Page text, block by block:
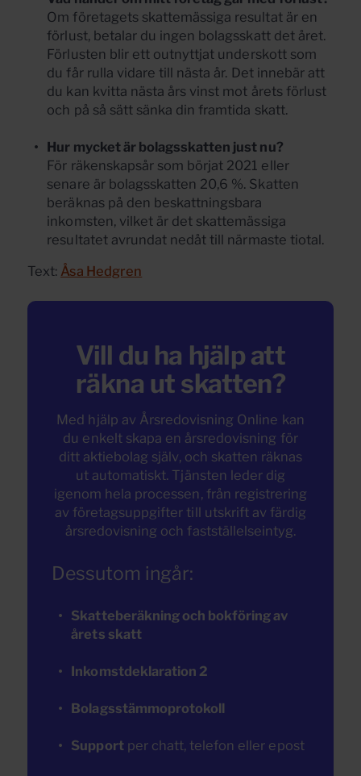
Om företagets skattemässiga resultat är en
förlust, betalar du ingen bolagsskatt det året.
Förlusten blir ett outnyttjat underskott som
du får rulla vidare till nästa år. Det innebär att
du kan kvitta nästa års vinst mot årets förlust
och på så sätt sänka din framtida skatt.
Hur mycket är bolagsskatten just nu?
För räkenskapsår som börjat 2021 eller
senare är bolagsskatten 20,6 %. Skatten
beräknas på den beskattningsbara
inkomsten, vilket är det skattemässiga
resultatet avrundat nedåt till närmaste tiotal.
Text: Åsa Hedgren
Vill du ha hjälp att
räkna ut skatten?
Med hjälp av Årsredovisning Online kan
du enkelt skapa en årsredovisning för
ditt aktiebolag själv, och skatten räknas
ut automatiskt. Tjänsten leder dig
igenom hela processen, från registrering
av företagsuppgifter till utskrift av färdig
årsredovisning och fastställelseintyg.
Dessutom ingår:
Skatteberäkning och bokföring av
årets skatt
Inkomstdeklaration 2
Bolagsstämmoprotokoll
Supportper chatt, telefon eller epost